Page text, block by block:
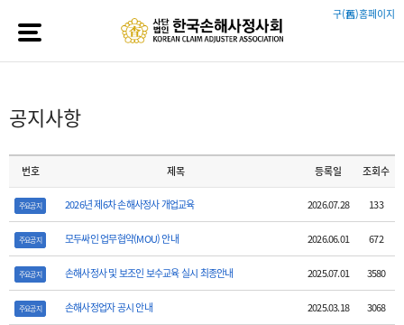
구(舊)홈페이지
공지사항
번호 제목 등록일 조회수
주요공지 2026년 제6차 손해사정사 개업교육 2026.07.28 133
주요공지 모두싸인 업무협약(MOU) 안내 2026.06.01 672
주요공지 손해사정사 및 보조인 보수교육 실시 최종안내 2025.07.01 3580
주요공지 손해사정업자 공시 안내 2025.03.18 3068